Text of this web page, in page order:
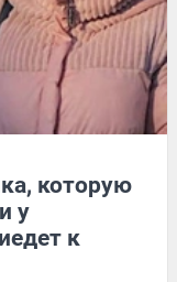
которую
у
к